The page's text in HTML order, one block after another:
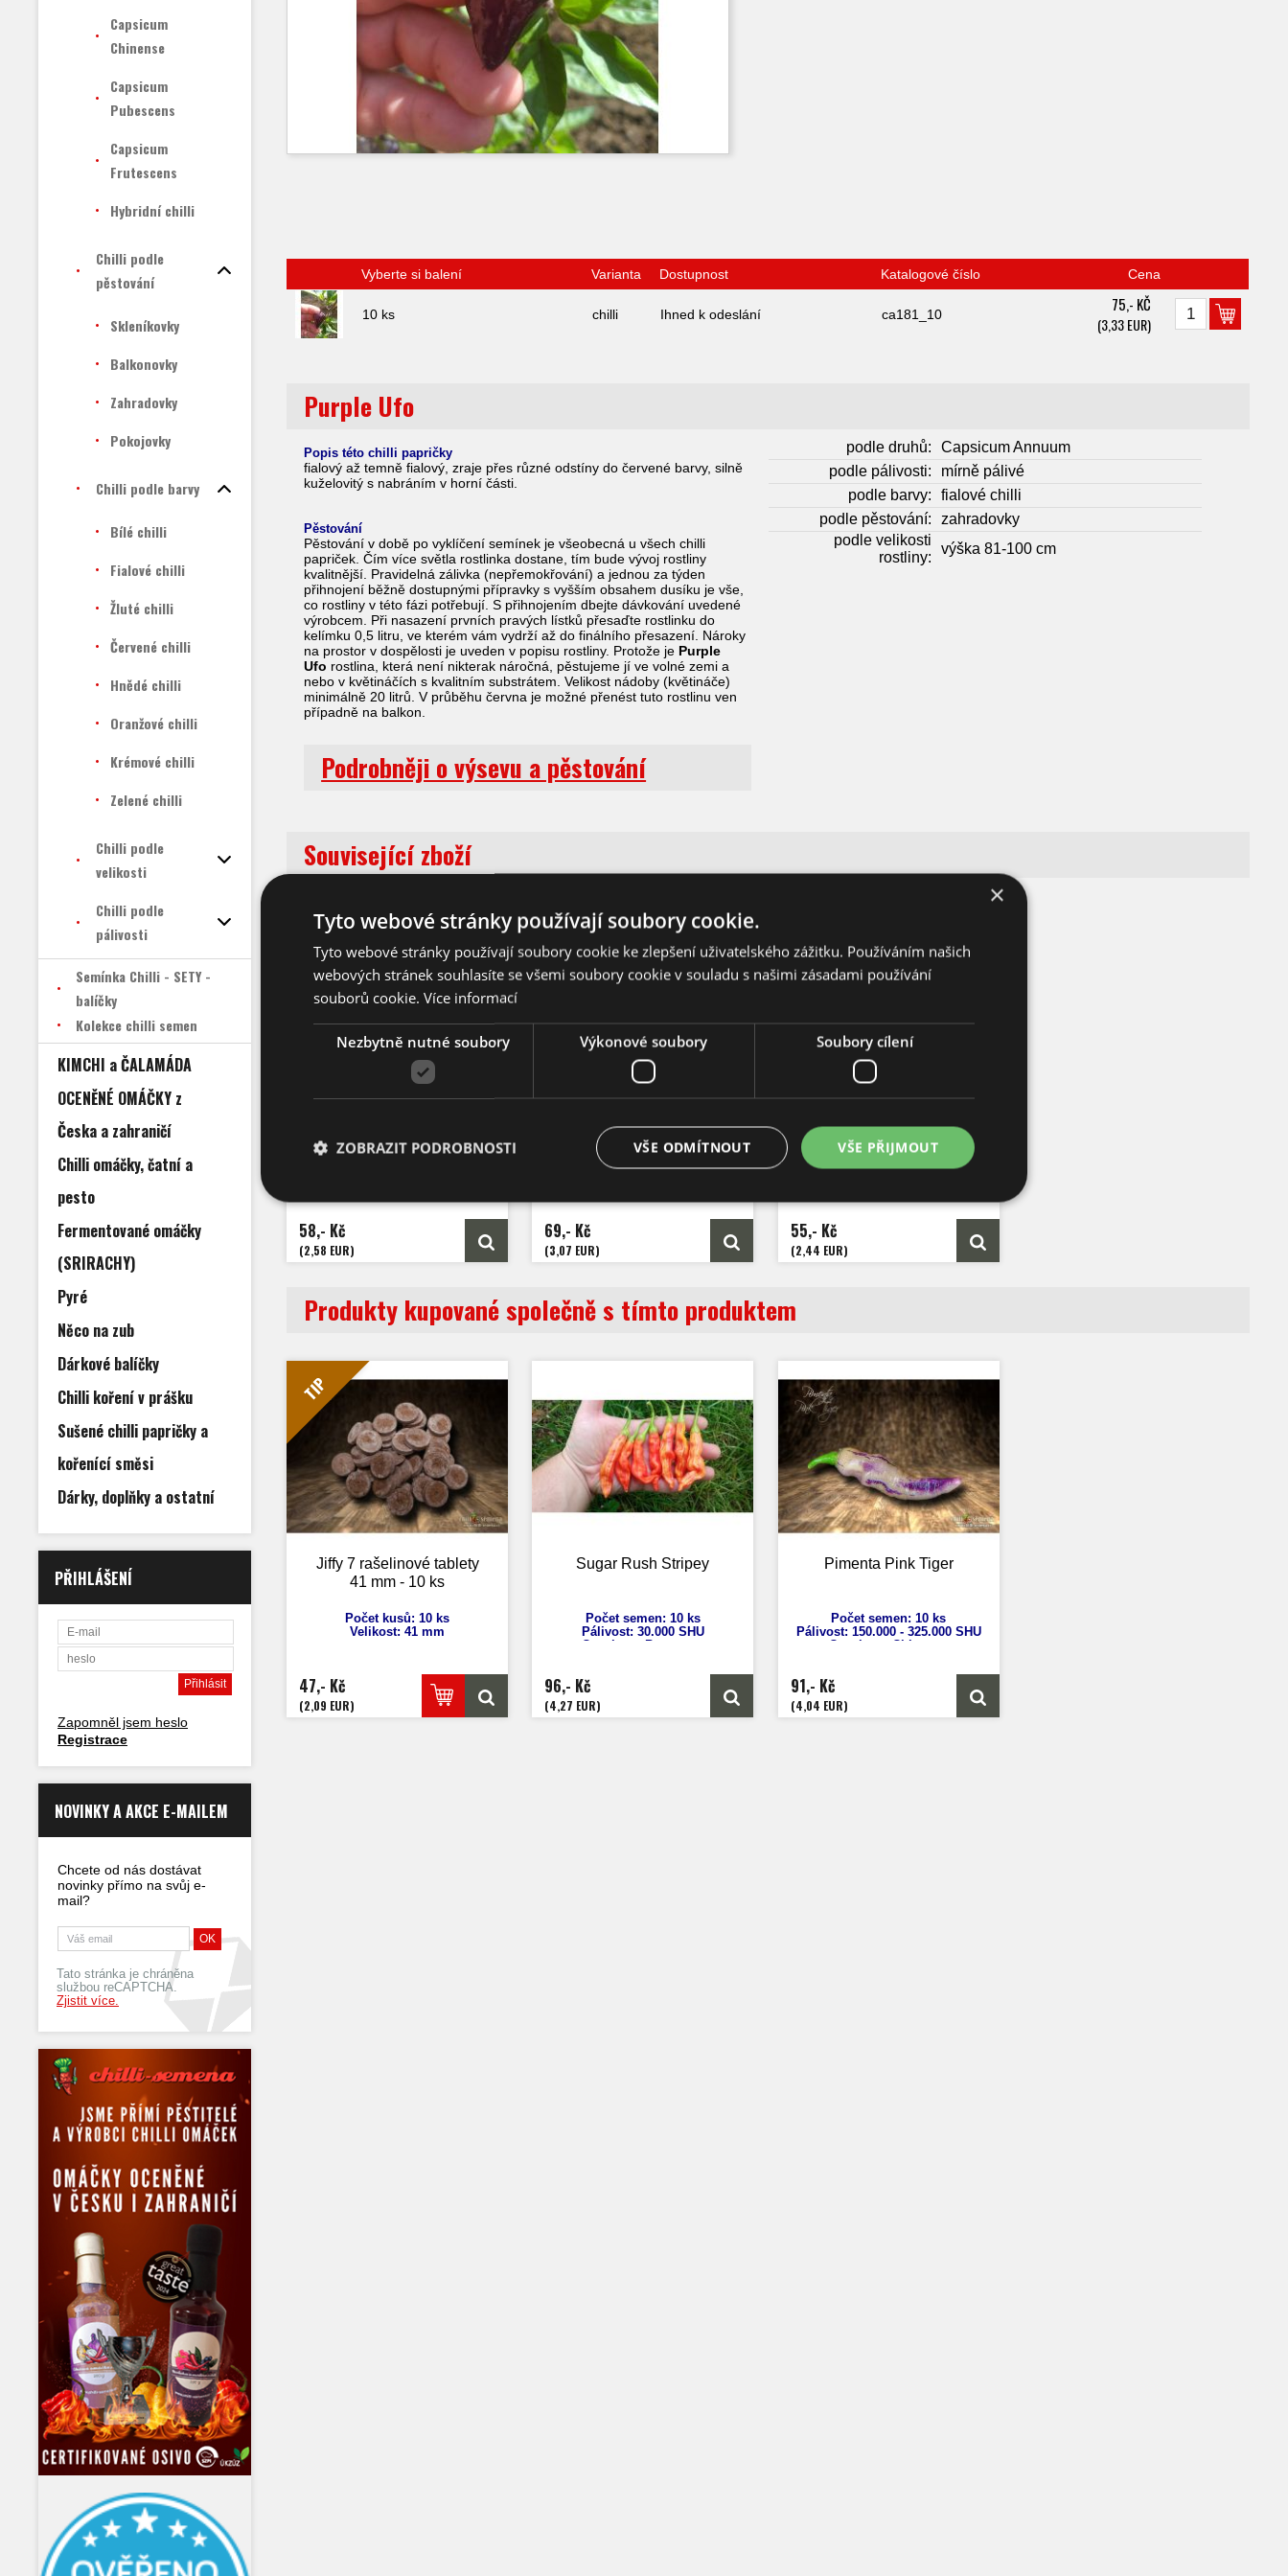
Capsicum
Chinense
Capsicum
Pubescens
Capsicum
Frutescens
Hybridní chilli
Chilli podle
pěstování
Skleníkovky
Balkonovky
Zahradovky
Pokojovky
Chilli podle barvy
Bílé chilli
Fialové chilli
Žluté chilli
Červené chilli
Hnědé chilli
Oranžové chilli
Krémové chilli
Zelené chilli
Chilli podle
velikosti
Chilli podle
pálivosti
Semínka Chilli - SETY -
balíčky
Kolekce chilli semen
KIMCHI a ČALAMÁDA
OCENĚNÉ OMÁČKY z
Česka a zahraničí
Chilli omáčky, čatní a
pesto
Fermentované omáčky
(SRIRACHY)
Pyré
Něco na zub
Dárkové balíčky
Chilli koření v prášku
Sušené chilli papričky a
kořenící směsi
Dárky, doplňky a ostatní
PŘIHLÁŠENÍ
Zapomněl jsem heslo
Registrace
NOVINKY A AKCE E-MAILEM
Chcete od nás dostávat
novinky přímo na svůj e-
mail?
Tato stránka je chráněna
službou reCAPTCHA.
Zjistit více.
Vyberte si balení Varianta Dostupnost Katalogové číslo Cena
10 ks chilli Ihned k odeslání ca181_10 75,- KČ
(3,33 EUR)
Purple Ufo
Popis této chilli papričky
fialový až temně fialový, zraje přes různé odstíny do červené barvy, silně
kuželovitý s nabráním v horní části.
Pěstování
Pěstování v době po vyklíčení semínek je všeobecná u všech chilli
papriček. Čím více světla rostlinka dostane, tím bude vývoj rostliny
kvalitnější. Pravidelná zálivka (nepřemokřování) a jednou za týden
přihnojení běžně dostupnými přípravky s vyšším obsahem dusíku je vše,
co rostliny v této fázi potřebují. S přihnojením dbejte dávkování uvedené
výrobcem. Při nasazení prvních pravých lístků přesaďte rostlinku do
kelímku 0,5 litru, ve kterém vám vydrží až do finálního přesazení. Nároky
na prostor v dospělosti je uveden v popisu rostliny. Protože je Purple
Ufo rostlina, která není nikterak náročná, pěstujeme jí ve volné zemi a
nebo v květináčích s kvalitním substrátem. Velikost nádoby (květináče)
minimálně 20 litrů. V průběhu června je možné přenést tuto rostlinu ven
případně na balkon.
Podrobněji o výsevu a pěstování
podle druhů:
Capsicum Annuum
podle pálivosti:
mírně pálivé
podle barvy:
fialové chilli
podle pěstování:
zahradovky
podle velikosti
rostliny:
výška 81-100 cm
Související zboží
Výška: 70 cm
58,- Kč
(2,58 EUR)
Počet semen: 10 ks
Výška: 100 cm
Původ: Mexiko
69,- Kč
(3,07 EUR)
Výška: 70 cm
55,- Kč
(2,44 EUR)
Produkty kupované společně s tímto produktem
TIP
Jiffy 7 rašelinové tablety
41 mm - 10 ks
Počet kusů: 10 ks
Velikost: 41 mm
47,- Kč
(2,09 EUR)
Sugar Rush Stripey
Počet semen: 10 ks
Pálivost: 30.000 SHU
Capsicum Baccatum
Velikost plodu: 5 - 10 cm
96,- Kč
(4,27 EUR)
Pimenta Pink Tiger
Počet semen: 10 ks
Pálivost: 150.000 - 325.000 SHU
Capsicum Chinense
Původ: Brazílie
91,- Kč
(4,04 EUR)
×
Tyto webové stránky používají soubory cookie.
Tyto webové stránky používají soubory cookie ke zlepšení uživatelského zážitku. Používáním našich
webových stránek souhlasíte se všemi soubory cookie v souladu s našimi zásadami používání
souborů cookie. Více informací
Nezbytně nutné soubory Výkonové soubory Soubory cílení
VŠE PŘIJMOUT
VŠE ODMÍTNOUT
ZOBRAZIT PODROBNOSTI